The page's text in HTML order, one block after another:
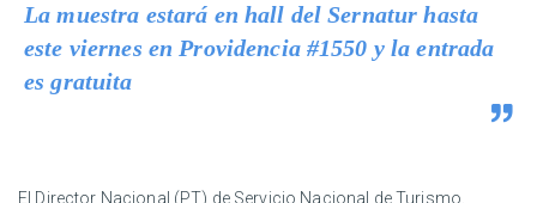
La muestra estará en hall del Sernatur hasta
este viernes en Providencia #1550 y la entrada
es gratuita
El Director Nacional (PT) de Servicio Nacional de Turismo,